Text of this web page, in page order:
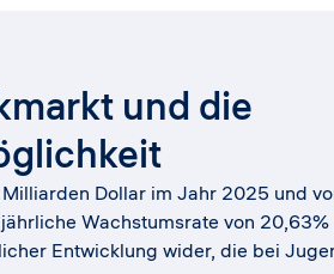
und die
Dollar im Jahr 2025 und
Wachstumsrate von
Entwicklung wider, die bei